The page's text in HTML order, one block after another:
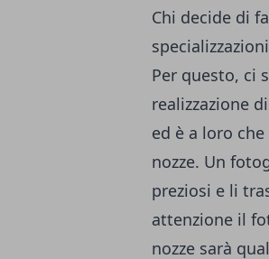
Chi decide di
Per questo, ci
realizzazione
ed è a loro
nozze. Un
preziosi e li
attenzione il
nozze sarà